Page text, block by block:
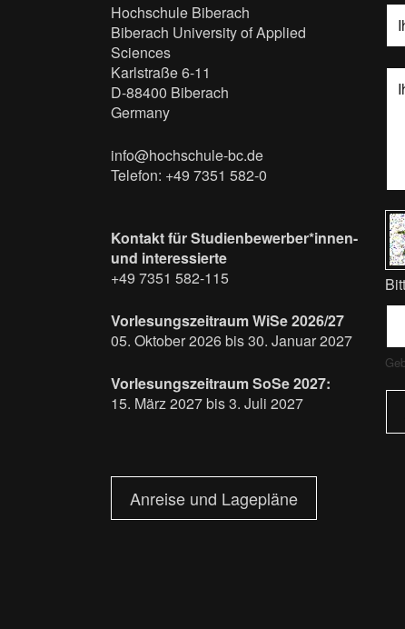
Hochschule Biberach
Biberach University of Applied
Sciences
Karlstraße 6-11
D-88400 Biberach
Germany
info@hochschule-bc.de
Telefon: +49 7351 582-0
Kontakt für Studienbewerber*innen-
und interessierte
+49 7351 582-115
Vorlesungszeitraum WiSe 2026/27
05. Oktober 2026 bis 30. Januar 2027
Vorlesungszeitraum SoSe 2027:
15. März 2027 bis 3. Juli 2027
Anreise und Lagepläne